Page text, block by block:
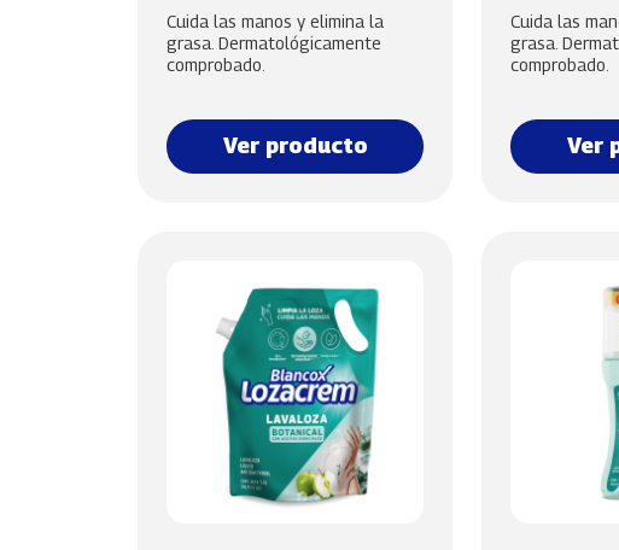
Cuida las manos y elimina la
grasa. Dermatológicamente
comprobado.
Ver producto
Cuida las
grasa.
comprobado.
Ver